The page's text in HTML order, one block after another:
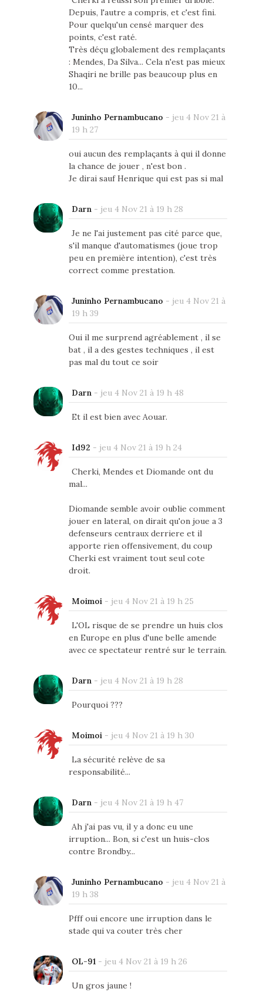
Depuis, l'autre a compris, et c'est fini.
Pour quelqu'un censé marquer des
points, c'est raté.
Très déçu globalement des remplaçants
: Mendes, Da Silva... Cela n'est pas mieux
Shaqiri ne brille pas beaucoup plus en
10...
Juninho Pernambucano - jeu 4 Nov 21 à
19 h 27
oui aucun des remplaçants à qui il donne
la chance de jouer , n'est bon .
Je dirai sauf Henrique qui est pas si mal
Darn- jeu 4 Nov 21 à 19 h 28
Je ne l'ai justement pas cité parce que,
s'il manque d'automatismes (joue trop
peu en première intention), c'est très
correct comme prestation.
Juninho Pernambucano - jeu 4 Nov 21 à
19 h 39
Oui il me surprend agréablement , il se
bat , il a des gestes techniques , il est
pas mal du tout ce soir
Darn- jeu 4 Nov 21 à 19 h 48
Et il est bien avec Aouar.
Id92 - jeu 4 Nov 21 à 19 h 24
Cherki, Mendes et Diomande ont du
mal...
Diomande semble avoir oublie comment
jouer en lateral, on dirait qu'on joue a 3
defenseurs centraux derriere et il
apporte rien offensivement, du coup
Cherki est vraiment tout seul cote
droit.
Moimoi- jeu 4 Nov 21 à 19 h 25
L'OL risque de se prendre un huis clos
en Europe en plus d'une belle amende
avec ce spectateur rentré sur le terrain.
Darn- jeu 4 Nov 21 à 19 h 28
Pourquoi ???
Moimoi- jeu 4 Nov 21 à 19 h 30
La sécurité relève de sa
responsabilité...
Darn- jeu 4 Nov 21 à 19 h 47
Ah j'ai pas vu, il y a donc eu une
irruption... Bon, si c'est un huis-clos
contre Brondby...
Juninho Pernambucano - jeu 4 Nov 21 à
19 h 38
Pfff oui encore une irruption dans le
stade qui va couter très cher
OL-91- jeu 4 Nov 21 à 19 h 26
Un gros jaune !